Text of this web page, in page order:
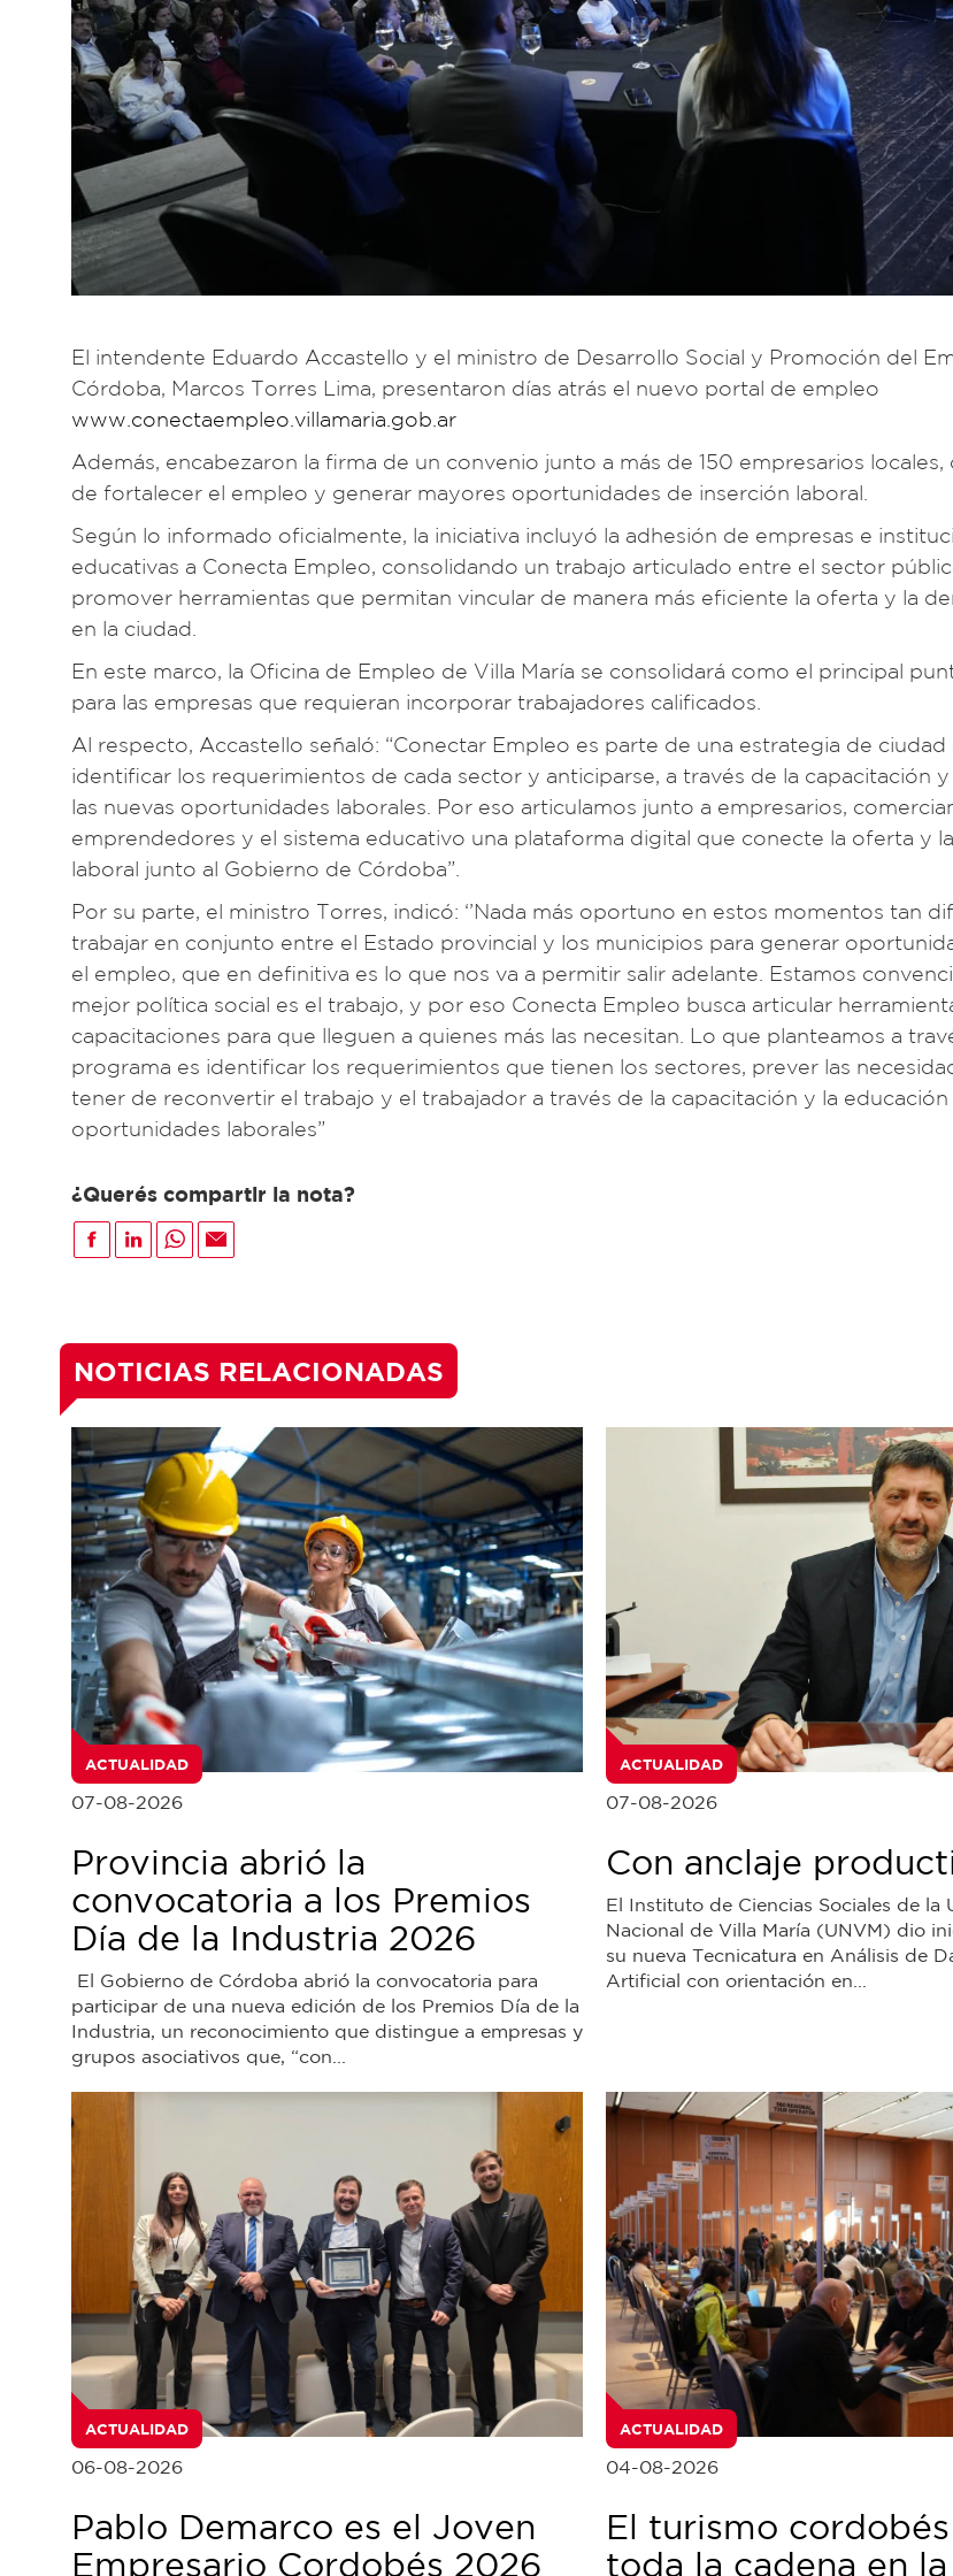
El intendente Eduardo Accastello y el ministro de Desarrollo Social y Promoción del
Córdoba, Marcos Torres Lima, presentaron días atrás el nuevo portal de empleo
www.conectaempleo.villamaria.gob.ar
Además, encabezaron la firma de un convenio junto a más de 150 empresarios
de fortalecer el empleo y generar mayores oportunidades de inserción laboral.
Según lo informado oficialmente, la iniciativa incluyó la adhesión de empresas e
educativas a Conecta Empleo, consolidando un trabajo articulado entre el sector
promover herramientas que permitan vincular de manera más eficiente la oferta y la
en la ciudad.
En este marco, la Oficina de Empleo de Villa María se consolidará como el principal
para las empresas que requieran incorporar trabajadores calificados.
Al respecto, Accastello señaló: “Conectar Empleo es parte de una estrategia de ciudad
identificar los requerimientos de cada sector y anticiparse, a través de la capacitación y
las nuevas oportunidades laborales. Por eso articulamos junto a empresarios,
emprendedores y el sistema educativo una plataforma digital que conecte la oferta y
laboral junto al Gobierno de Córdoba”.
Por su parte, el ministro Torres, indicó: ‘’Nada más oportuno en estos momentos tan
trabajar en conjunto entre el Estado provincial y los municipios para generar
el empleo, que en definitiva es lo que nos va a permitir salir adelante. Estamos
mejor política social es el trabajo, y por eso Conecta Empleo busca articular
capacitaciones para que lleguen a quienes más las necesitan. Lo que planteamos a
programa es identificar los requerimientos que tienen los sectores, prever las
tener de reconvertir el trabajo y el trabajador a través de la capacitación y la educación
oportunidades laborales”
¿Querés compartir la nota?
NOTICIAS RELACIONADAS
ACTUALIDAD
07-08-2026
Provincia abrió la
convocatoria a los Premios
Día de la Industria 2026
El Gobierno de Córdoba abrió la convocatoria para
participar de una nueva edición de los Premios Día de la
Industria, un reconocimiento que distingue a empresas y
grupos asociativos que, “con...
ACTUALIDAD
07-08-2026
Con anclaje
El Instituto de Ciencias Sociales de la
Nacional de Villa María (UNVM) dio
su nueva Tecnicatura en Análisis de
Artificial con orientación en...
ACTUALIDAD
06-08-2026
Pablo Demarco es el Joven
Empresario Cordobés 2026
ACTUALIDAD
04-08-2026
El turismo
toda la cadena en